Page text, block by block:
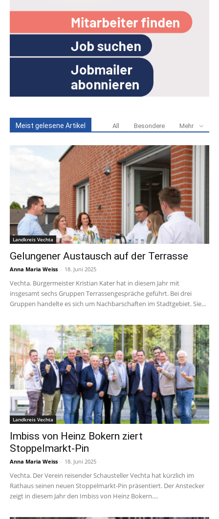
Meist gelesene Artikel All Besondere Mehr
Landkreis Vechta
Gelungener Austausch auf der Terrasse
Anna Maria Weiss - 18. Juni 2025
Vechta. Bürgermeister Kristian Kater hat in diesem Jahr mit
insgesamt sechs Gruppen Terrassengespräche geführt. Bei drei
Gruppen handelte es sich um Nachbarschaften im Stadtgebiet. Sie...
Landkreis Vechta
Imbiss von Heinz Bokern ziert
Stoppelmarkt-Pin
Anna Maria Weiss - 18. Juni 2025
Vechta. Der Verein reisender Schausteller Vechta hat kürzlich im
Rathaus seinen neuen Stoppelmarkt-Pin präsentiert. Der Anstecker
zeigt in diesem Jahr den Imbiss von Heinz Bokern....